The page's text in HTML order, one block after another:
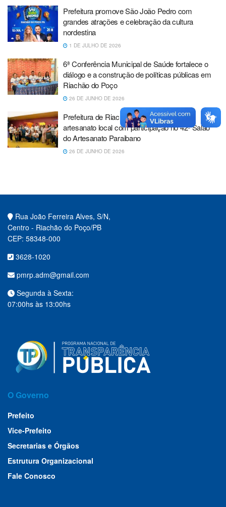
Prefeitura promove São João Pedro com
grandes atrações e celebração da cultura
nordestina
1 DE JULHO DE 2026
6ª Conferência Municipal de Saúde fortalece o
diálogo e a construção de políticas públicas em
Riachão do Poço
26 DE JUNHO DE 2026
Prefeitura de Riachão do Poço fortalece o
artesanato local com participação no 42º Salão
do Artesanato Paraibano
26 DE JUNHO DE 2026
Rua João Ferreira Alves, S/N,
Centro - Riachão do Poço/PB
CEP: 58348-000
3628-1020
pmrp.adm@gmail.com
Segunda à Sexta:
07:00hs às 13:00hs
O Governo
Prefeito
Vice-Prefeito
Secretarias e Órgãos
Estrutura Organizacional
Fale Conosco